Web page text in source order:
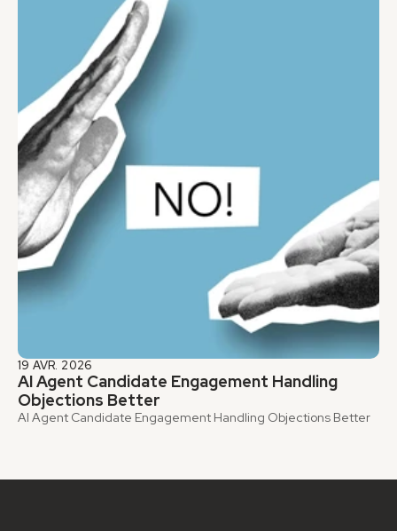
19 AVR. 2026
AI Agent Candidate Engagement Handling
Objections Better
AI Agent Candidate Engagement Handling Objections Better